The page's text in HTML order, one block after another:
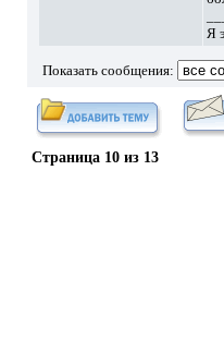
Я
Показать сообщения:
Страница 10из 13